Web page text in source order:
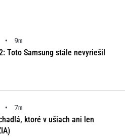
•
9m
Toto Samsung stále nevyriešil
•
7m
ktoré v ušiach ani len